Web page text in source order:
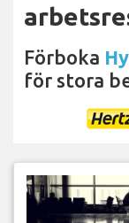
Förboka
för stora